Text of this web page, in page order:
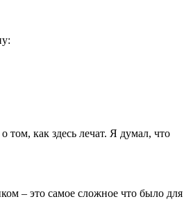
том, как здесь лечат. Я думал, что
– это самое сложное что было для